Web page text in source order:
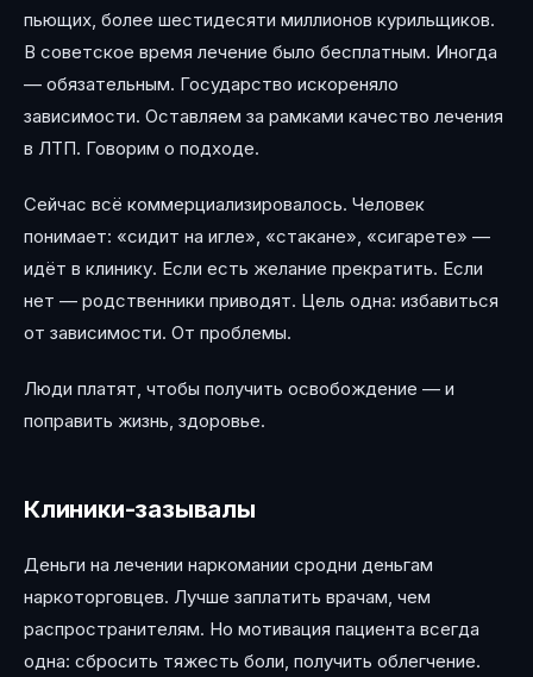
пьющих, более шестидесяти миллионов курильщиков.
В советское время лечение было бесплатным. Иногда
— обязательным. Государство искореняло
зависимости. Оставляем за рамками качество лечения
в ЛТП. Говорим о подходе.
Сейчас всё коммерциализировалось. Человек
понимает: «сидит на игле», «стакане», «сигарете» —
идёт в клинику. Если есть желание прекратить. Если
нет — родственники приводят. Цель одна: избавиться
от зависимости. От проблемы.
Люди платят, чтобы получить освобождение — и
поправить жизнь, здоровье.
Клиники-зазывалы
Деньги на лечении наркомании сродни деньгам
наркоторговцев. Лучше заплатить врачам, чем
распространителям. Но мотивация пациента всегда
одна: сбросить тяжесть боли, получить облегчение.